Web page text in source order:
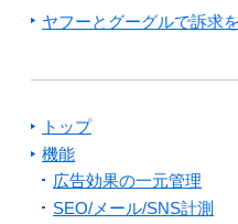
ヤフーとグーグルで訴求
トップ
機能
広告効果の一元管理
SEO/メール/SNS計測